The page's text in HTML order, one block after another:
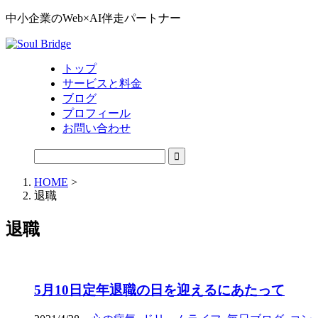
中小企業のWeb×AI伴走パートナー
トップ
サービスと料金
ブログ
プロフィール
お問い合わせ
HOME >
退職
退職
5月10日定年退職の日を迎えるにあたって